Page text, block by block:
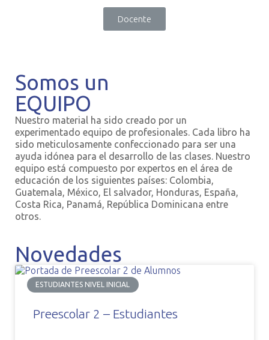
Docente
Somos un
EQUIPO
Nuestro material ha sido creado por un
experimentado equipo de profesionales. Cada libro ha
sido meticulosamente confeccionado para ser una
ayuda idónea para el desarrollo de las clases. Nuestro
equipo está compuesto por expertos en el área de
educación de los siguientes países: Colombia,
Guatemala, México, El salvador, Honduras, España,
Costa Rica, Panamá, República Dominicana entre
otros.
Novedades
ESTUDIANTES NIVEL INICIAL
Preescolar 2 – Estudiantes